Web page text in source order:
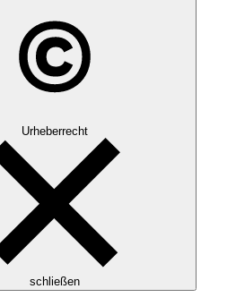
Urheberrecht
schließen